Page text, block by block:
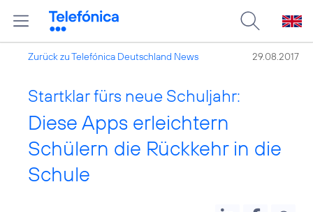
Zurück zu Telefónica Deutschland News 29.08.2017
Startklar fürs neue Schuljahr:
Diese Apps erleichtern
Schülern die Rückkehr in die
Schule